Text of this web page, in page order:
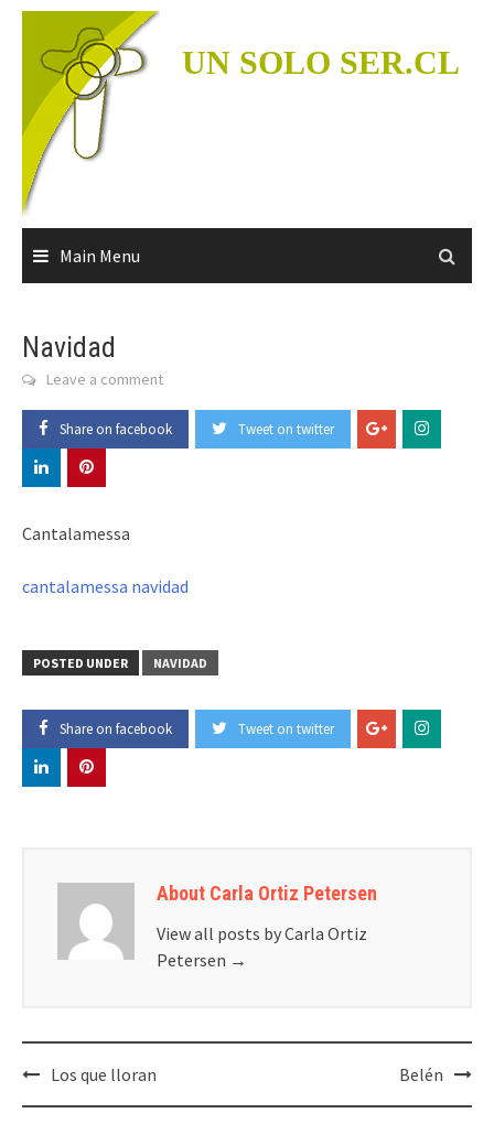
Skip
content
UN SOLO SER.CL
Main Menu
Navidad
Leave a comment
Share on facebook Tweet on twitter
Cantalamessa
cantalamessa navidad
POSTED UNDER NAVIDAD
Share on facebook Tweet on twitter
About Carla Ortiz Petersen
View all posts by Carla Ortiz
Petersen →
Post
navigation
Los que lloran Belén